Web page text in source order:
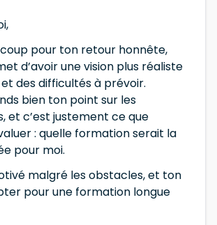
pour ton retour honnête,
d’avoir une vision plus réaliste
des difficultés à prévoir.
bien ton point sur les
et c’est justement ce que
: quelle formation serait la
pour moi.
malgré les obstacles, et ton
pour une formation longue